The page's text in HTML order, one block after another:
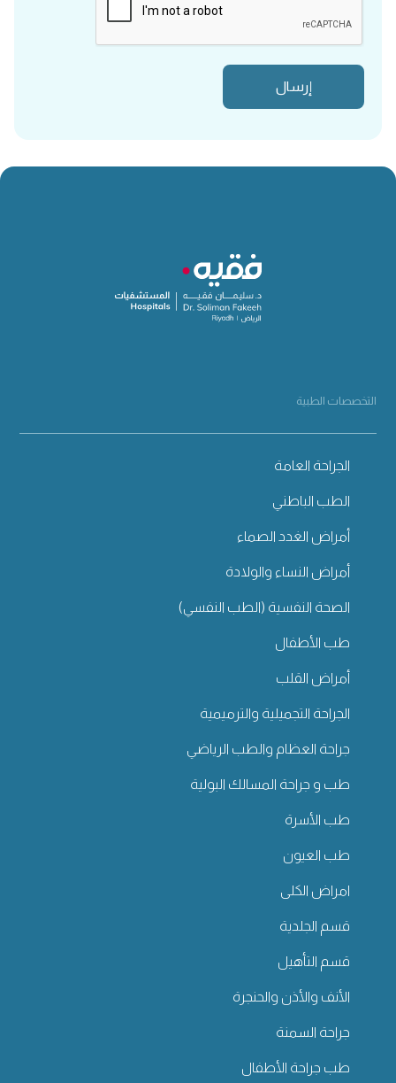
التخصصات الطبية
الجراحة العامة
الطب الباطني
أمراض الغدد الصماء
أمراض النساء والولادة
الصحة النفسية (الطب النفسي)
طب الأطفال
أمراض القلب
الجراحة التجميلية والترميمية
جراحة العظام والطب الرياضي
طب و جراحة المسالك البولية
طب الأسرة
طب العيون
امراض الكلى
قسم الجلدية
قسم التأهيل
الأنف والأذن والحنجرة
جراحة السمنة
طب جراحة الأطفال